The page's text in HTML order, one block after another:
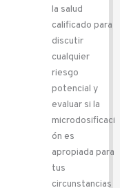
la salud
calificado para
discutir
cualquier
riesgo
potencial y
evaluar si la
microdosificaci
ón es
apropiada para
tus
circunstancias